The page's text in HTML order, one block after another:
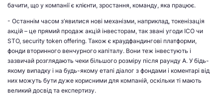
бачити, що у компанії є клієнти, зростання, команду, яка працює.
- Останнім часом з’явилися нові механізми, наприклад, токенізація
акцій – це прямий продаж акцій інвесторам, так звані угоди ICO чи
STO, security token offering. Також є краудфандингові платформи,
фонди вторинного венчурного капіталу. Вони теж інвестують і
зазвичай розглядають чеки більшого розміру після раунду А. У бідь-
якому випадку і на будь-якому етапі діалог з фондами і коментарі від
них можуть бути дуже корисними для компаній, оскільки ті мають
великий досвід та експертизу.